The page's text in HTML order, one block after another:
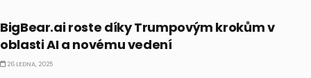
BigBear.ai roste díky Trumpovým krokům v
oblasti AI a novému vedení
26 LEDNA, 2025